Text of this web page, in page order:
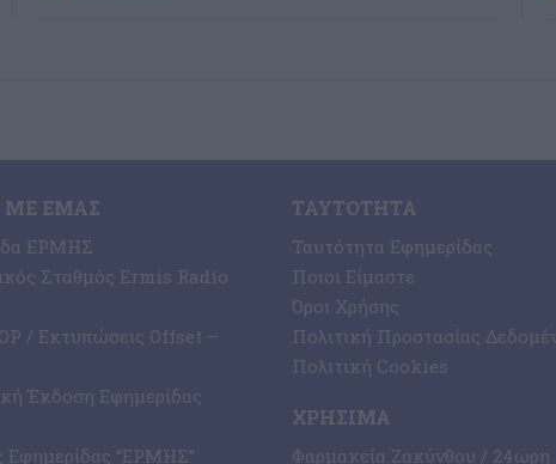
ΜΕ ΕΜΆΣ
ΕΡΜΗΣ
Σταθμός Ermis Radio
/ Εκτυπώσεις Offset –
Έκδοση Εφημερίδας
Εφημερίδας “ΕΡΜΗΣ”
ΤΑΥΤΌΤΗΤΑ
Ταυτότητα Εφημερίδας
Ποιοι Είμαστε
Όροι Χρήσης
Πολιτική Προστασίας
Πολιτική Cookies
ΧΡΉΣΙΜΑ
Φαρμακεία Ζακύνθου / 24ωρη